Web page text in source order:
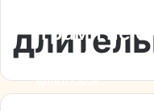
Трамп не
боевых
08.07.2026